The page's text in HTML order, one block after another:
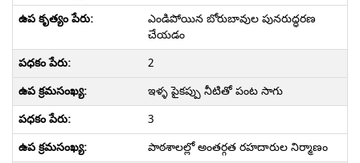
ఎండిపోయిన బోరుబావుల పునరుద్ధరణ
చేయడం
2
ఇళ్ళ పైకప్పు నీటితో పంట సాగు
3
పాఠశాలల్లో అంతర్గత రహదారుల నిర్మాణం